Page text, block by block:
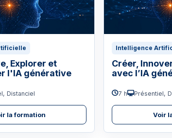
Explorer et
l'IA générative
Distanciel
la formation
Intelligence
Créer,
avec l’IA
7 h Présentiel,
Voir